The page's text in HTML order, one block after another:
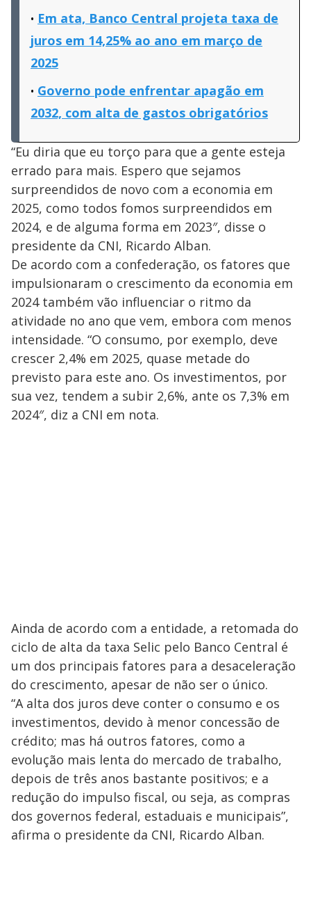
Em ata, Banco Central projeta taxa de
juros em 14,25% ao ano em março de
2025
Governo pode enfrentar apagão em
2032, com alta de gastos obrigatórios
“Eu diria que eu torço para que a gente esteja
errado para mais. Espero que sejamos
surpreendidos de novo com a economia em
2025, como todos fomos surpreendidos em
2024, e de alguma forma em 2023″, disse o
presidente da CNI, Ricardo Alban.
De acordo com a confederação, os fatores que
impulsionaram o crescimento da economia em
2024 também vão influenciar o ritmo da
atividade no ano que vem, embora com menos
intensidade. “O consumo, por exemplo, deve
crescer 2,4% em 2025, quase metade do
previsto para este ano. Os investimentos, por
sua vez, tendem a subir 2,6%, ante os 7,3% em
2024″, diz a CNI em nota.
Ainda de acordo com a entidade, a retomada do
ciclo de alta da taxa Selic pelo Banco Central é
um dos principais fatores para a desaceleração
do crescimento, apesar de não ser o único.
“A alta dos juros deve conter o consumo e os
investimentos, devido à menor concessão de
crédito; mas há outros fatores, como a
evolução mais lenta do mercado de trabalho,
depois de três anos bastante positivos; e a
redução do impulso fiscal, ou seja, as compras
dos governos federal, estaduais e municipais”,
afirma o presidente da CNI, Ricardo Alban.